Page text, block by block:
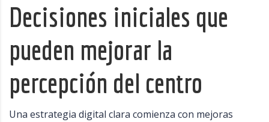
Decisiones iniciales que
pueden mejorar la
percepción del centro
Una estrategia digital clara comienza con mejoras